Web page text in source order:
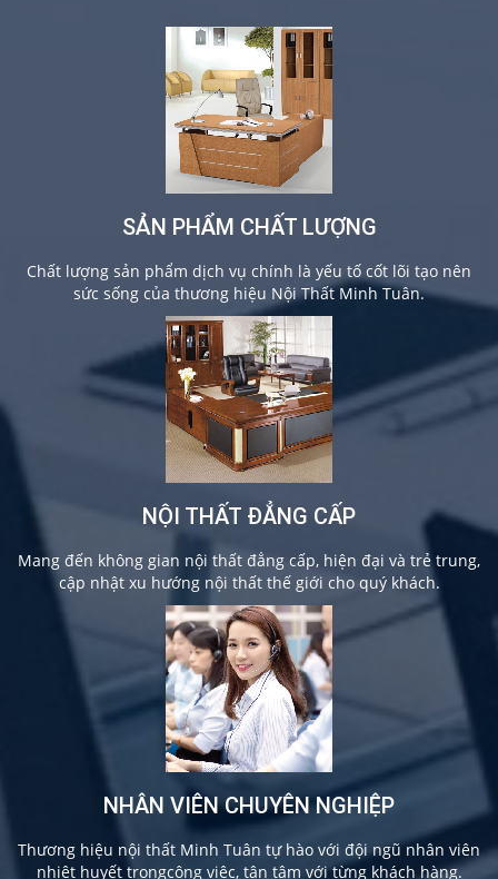
SẢN PHẨM CHẤT LƯỢNG
Chất lượng sản phẩm dịch vụ chính là yếu tố cốt lõi tạo nên
sức sống của thương hiệu Nội Thất Minh Tuân.
NỘI THẤT ĐẲNG CẤP
Mang đến không gian nội thất đẳng cấp, hiện đại và trẻ trung,
cập nhật xu hướng nội thất thế giới cho quý khách.
NHÂN VIÊN CHUYÊN NGHIỆP
Thương hiệu nội thất Minh Tuân tự hào với đội ngũ nhân viên
nhiệt huyết trongcông việc, tận tâm với từng khách hàng.